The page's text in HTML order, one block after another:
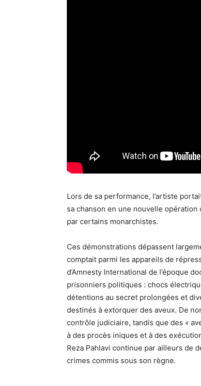
Lors de sa performance, l’artiste
sa chanson en une nouvelle
par certains monarchistes.
Ces démonstrations dépassent
comptait parmi les appareils de
d’Amnesty International de l’époque
prisonniers politiques : chocs
détentions au secret prolongées et
destinés à extorquer des aveux. De
contrôle judiciaire, tandis que des «
à des procès iniques et à des
Reza Pahlavi continue par ailleurs de
crimes commis sous son règne.